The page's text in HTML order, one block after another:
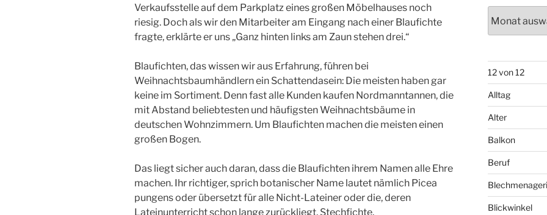
Verkaufsstelle auf dem Parkplatz eines großen Möbelhauses noch
riesig. Doch als wir den Mitarbeiter am Eingang nach einer Blaufichte
fragte, erklärte er uns „Ganz hinten links am Zaun stehen drei.“
Blaufichten, das wissen wir aus Erfahrung, führen bei
Weihnachtsbaumhändlern ein Schattendasein: Die meisten haben gar
keine im Sortiment. Denn fast alle Kunden kaufen Nordmanntannen, die
mit Abstand beliebtesten und häufigsten Weihnachtsbäume in
deutschen Wohnzimmern. Um Blaufichten machen die meisten einen
großen Bogen.
Das liegt sicher auch daran, dass die Blaufichten ihrem Namen alle Ehre
machen. Ihr richtiger, sprich botanischer Name lautet nämlich Picea
pungens oder übersetzt für alle Nicht-Lateiner oder die, deren
Lateinunterricht schon lange zurückliegt, Stechfichte.
12 von 12
Alltag
Alter
Balkon
Beruf
Blickwinkel